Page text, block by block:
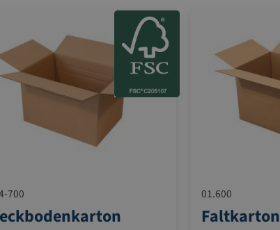
700 01.600
Faltkarton